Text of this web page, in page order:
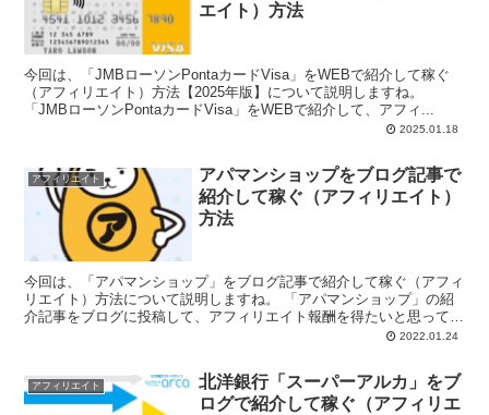
エイト）方法
今回は、「JMBローソンPontaカードVisa」をWEBで紹介して稼ぐ
（アフィリエイト）方法【2025年版】について説明しますね。
「JMBローソンPontaカードVisa」をWEBで紹介して、アフィ...
2025.01.18
アフィリエイト
アパマンショップをブログ記事で
紹介して稼ぐ（アフィリエイト）
方法
今回は、「アパマンショップ」をブログ記事で紹介して稼ぐ（アフィ
リエイト）方法について説明しますね。 「アパマンショップ」の紹
介記事をブログに投稿して、アフィリエイト報酬を得たいと思ってい
2022.01.24
アフィリエイト
北洋銀行「スーパーアルカ」をブ
ログで紹介して稼ぐ（アフィリエ